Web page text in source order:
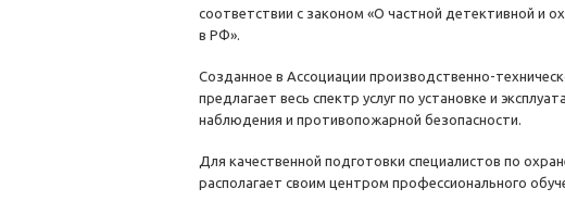
соответствии с законом «О частной детективной и
в РФ».
Созданное в Ассоциации производственно-
предлагает весь спектр услуг по установке и
наблюдения и противопожарной безопасности.
Для качественной подготовки специалистов по
располагает своим центром профессионального